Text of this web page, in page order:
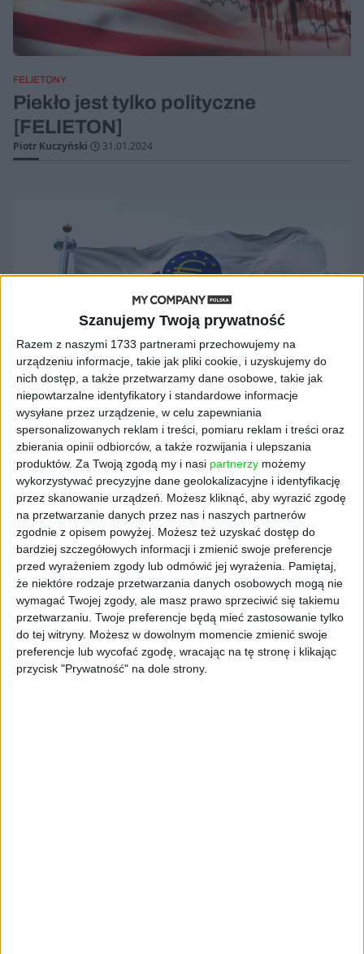
Szanujemy Twoją prywatność
Razem z naszymi 1733 partnerami przechowujemy na
urządzeniu informacje, takie jak pliki cookie, i uzyskujemy do
nich dostęp, a także przetwarzamy dane osobowe, takie jak
niepowtarzalne identyfikatory i standardowe informacje
wysyłane przez urządzenie, w celu zapewniania
spersonalizowanych reklam i treści, pomiaru reklam i treści oraz
zbierania opinii odbiorców, a także rozwijania i ulepszania
produktów. Za Twoją zgodą my i nasi partnerzy możemy
wykorzystywać precyzyjne dane geolokalizacyjne i identyfikację
przez skanowanie urządzeń. Możesz kliknąć, aby wyrazić zgodę
na przetwarzanie danych przez nas i naszych partnerów
zgodnie z opisem powyżej. Możesz też uzyskać dostęp do
bardziej szczegółowych informacji i zmienić swoje preferencje
przed wyrażeniem zgody lub odmówić jej wyrażenia.
Pamiętaj,
że niektóre rodzaje przetwarzania danych osobowych mogą nie
wymagać Twojej zgody, ale masz prawo sprzeciwić się takiemu
przetwarzaniu. Twoje preferencje będą mieć zastosowanie tylko
do tej witryny. Możesz w dowolnym momencie zmienić swoje
preferencje lub wycofać zgodę, wracając na tę stronę i klikając
przycisk "Prywatność" na dole strony.
FELIETONY
Piekło jest tylko polityczne
[FELIETON]
Piotr Kuczyński 31.01.2024
AKTUALNOŚCI
Najnowsze dane Eurostatu: inflacja
w strefie euro
Igor Blukowski (oprac.) 23.02.2023